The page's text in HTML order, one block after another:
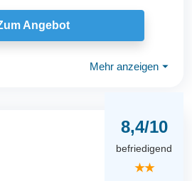
Angebot
Mehr anzeigen ⏷
8,4/10
befriedigend
★★